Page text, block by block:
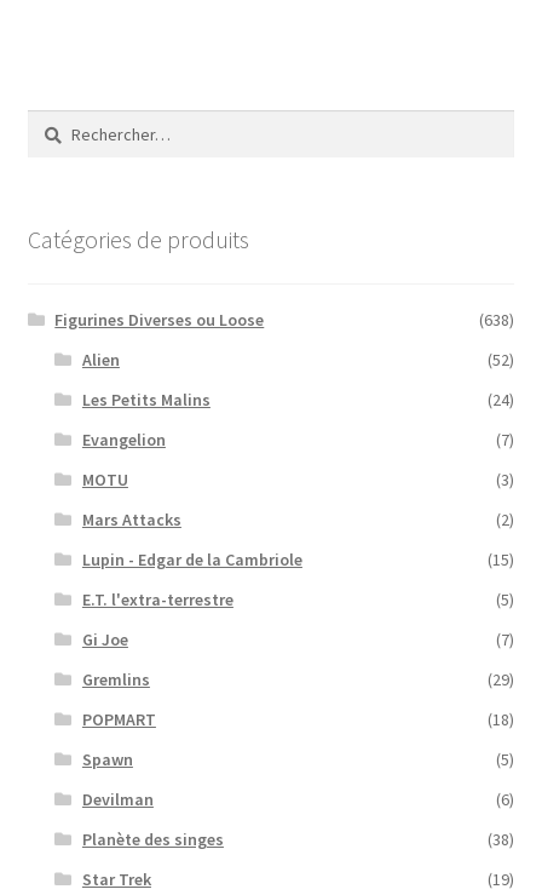
Rechercher :
Catégories de produits
Figurines Diverses ou Loose
(638)
Alien
(52)
Les Petits Malins
(24)
Evangelion
(7)
MOTU
(3)
Mars Attacks
(2)
Lupin - Edgar de la Cambriole
(15)
E.T. l'extra-terrestre
(5)
Gi Joe
(7)
Gremlins
(29)
POPMART
(18)
Spawn
(5)
Devilman
(6)
Planète des singes
(38)
Star Trek
(19)